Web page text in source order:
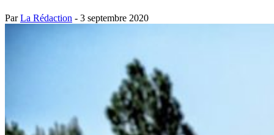
ParLa Rédaction - 3 septembre 2020